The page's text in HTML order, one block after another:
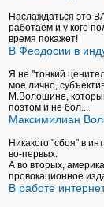
Наслаждаться это
работаем и у кого
время покажет!
В Феодосии в
Я не "тонкий
мое лично,
М.Волошине,
поэтом и не бол...
Максимилиан
Никакого "сбоя" в
во-первых.
А во вторых,
провокационное
В работе